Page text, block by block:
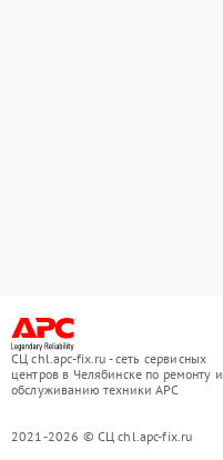
СЦ chl.apc-fix.ru - сеть сервисных
центров в Челябинске по ремонту и
обслуживанию техники APC
2021-2026 © СЦ chl.apc-fix.ru